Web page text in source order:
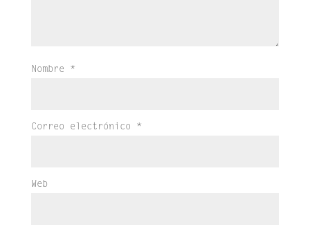
Nombre *
Correo electrónico *
Web